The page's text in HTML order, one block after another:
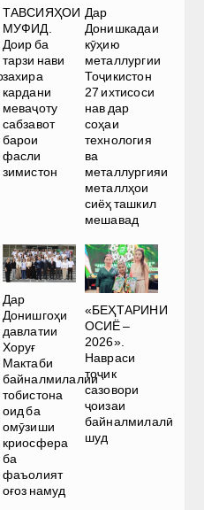
ТАВСИЯҲОИ
МУФИД.
Доир ба
тарзи нави
захира
кардани
меваҷоту
сабзавот
барои
фасли
зимистон
Дар
Донишкадаи
кӯҳию
металлургии
Тоҷикистон
27 ихтисоси
нав дар
соҳаи
технология
ва
металлургияи
металлҳои
сиёҳ ташкил
мешавад
Дар
Донишгоҳи
давлатии
Хоруғ
Мактаби
байналмилалии
тобистона
оид ба
омӯзиши
криосфера
ба
фаъолият
оғоз намуд
«БЕҲТАРИНИ
ОСИЁ –
2026».
Навраси
тоҷик
сазовори
ҷоизаи
байналмилалӣ
шуд